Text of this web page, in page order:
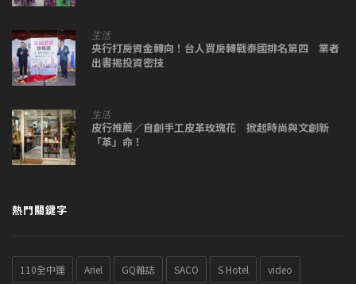
生活
央行打房資金轉向！台人買房轉戰泰國排名第四 業者
出書揭投資密技
生活
皮行推薦／自創手工皮革玫瑰花 掀起時尚與文創新
「革」命！
熱門關鍵字
110全中運 Ariel GQ雜誌 SACO S Hotel video